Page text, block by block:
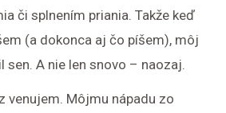
či splnením priania. Takže keď
(a dokonca aj čo píšem), môj
sen. A nie len snovo – naozaj.
venujem. Môjmu nápadu zo